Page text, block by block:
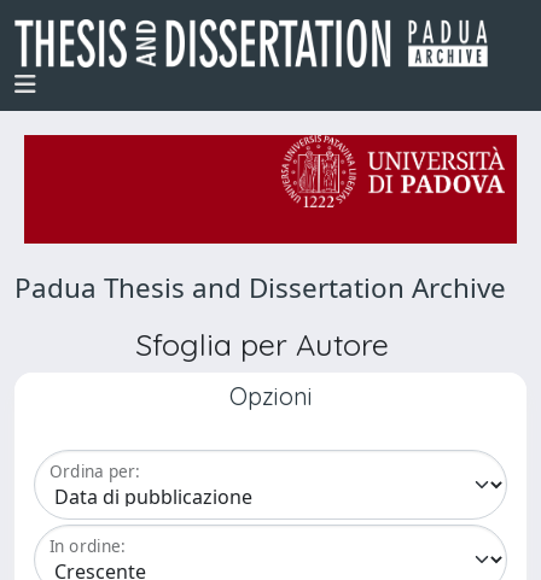
Padua Thesis and Dissertation Archive
Sfoglia per Autore
Opzioni
Ordina per:
In ordine: